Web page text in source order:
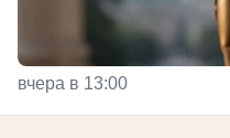
вчера в 13:00